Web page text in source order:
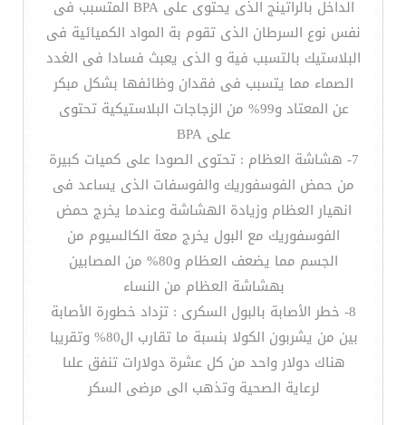
الداخل بالراتينج الذى يحتوى على BPA المتسبب فى
نفس نوع السرطان الذى تقوم بة المواد الكميائية فى
البلاستيك بالتسبب فية و الذى يعبث فسادا فى الغدد
الصماء مما يتسبب فى فقدان وظائفها بشكل مبكر
عن المعتاد و99% من الزجاجات البلاستيكية تحتوى
على BPA
7- هشاشة العظام : تحتوى الصودا على كميات كبيرة
من حمض الفوسفوريك والفوسفات الذى يساعد فى
انهيار العظام وزيادة الهشاشة وعندما يخرج حمض
الفوسفوريك مع البول يخرج معة الكالسيوم من
الجسم مما يضعف العظام و80% من المصابين
بهشاشة العظام من النساء
8- خطر الأصابة بالبول السكرى : تزداد خطورة الأصابة
بين من يشربون الكولا بنسبة ما تقارب ال80% وتقريبا
هناك دولار واحد من كل عشرة دولارات تنفق علىا
لرعاية الصحية وتذهب الى مرضى السكر